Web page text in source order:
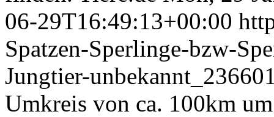
06-29T16:49:13+00:00
Spatzen-Sperlinge-bzw-
Jungtier-
Umkreis von ca. 100km